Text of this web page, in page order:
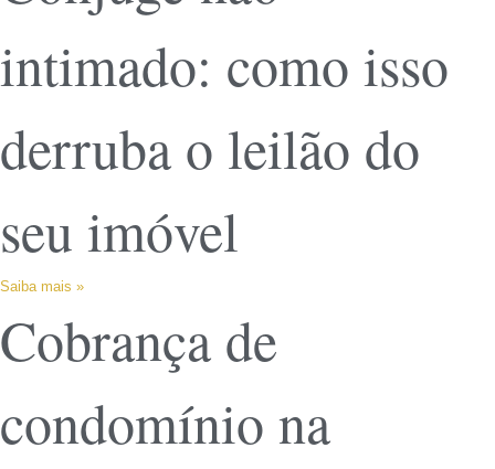
intimado: como isso
derruba o leilão do
seu imóvel
Saiba mais »
Cobrança de
condomínio na